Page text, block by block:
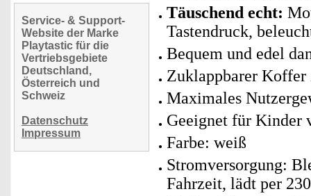
Service- & Support-
Website der Marke
Playtastic für die
Vertriebsgebiete
Deutschland,
Österreich und
Schweiz
Datenschutz
Impressum
Täuschend echt:
Tastendruck,
Bequem und edel
Zuklappbarer Koffer
Maximales
Geeignet für Kinder
Farbe: weiß
Stromversorgung:
Fahrzeit, lädt per